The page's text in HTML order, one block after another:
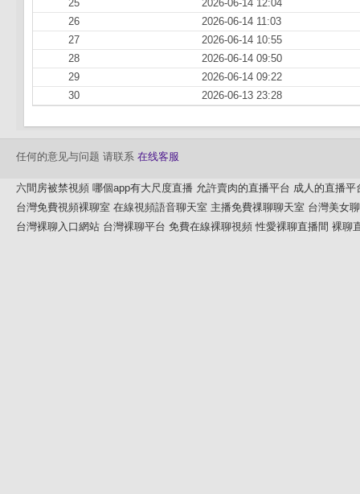
25
2026-06-14 12:04
26
2026-06-14 11:03
27
2026-06-14 10:55
28
2026-06-14 09:50
29
2026-06-14 09:22
30
2026-06-13 23:28
任何的意见与问题 请联系 在线客服
六間房被禁視頻 哪個app有大尺度直播 允許賣肉的直播平台 成人的直播平
台灣免費視頻裸聊室 在線視頻語音聊天室 主播免費祼聊聊天室 台灣美女
台灣裸聊入口網站 台灣裸聊平台 免費在線裸聊視頻 性愛裸聊直播間 裸聊